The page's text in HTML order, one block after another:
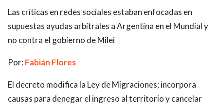
Las críticas en redes sociales estaban enfocadas en
supuestas ayudas arbitrales a Argentina en el Mundial y
no contra el gobierno de Milei
Por: Fabián Flores
El decreto modifica la Ley de Migraciones; incorpora
causas para denegar el ingreso al territorio y cancelar